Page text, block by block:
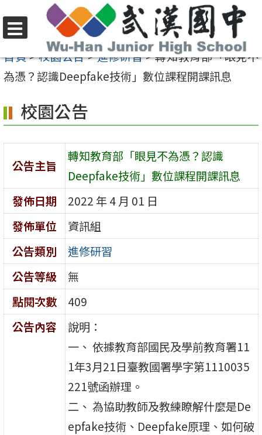
至
要
容
區
選
單
首頁>校園公告>進修研習>轉知教育部「眼見不
為憑？認識Deepfake技術」數位課程開課訊息
校園公告
公告主旨
轉知教育部「眼見不為憑？認識
Deepfake技術」數位課程開課訊息
發佈日期
2022 年 4 月 01 日
發佈單位
資訊組
公告類別
進修研習
公告等級
無
點閱次數
409
公告內容
說明：
一、 依據教育部國民及學前教育署11
1年3月21日臺教國署學字第1110035
221號函辦理。
二、 為協助教師及教練瞭解什麼是De
epfake技術、Deepfake原理、如何破